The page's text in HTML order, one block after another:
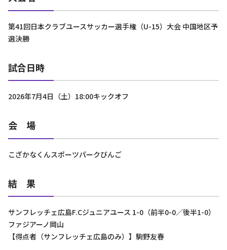
第41回日本クラブユースサッカー選手権（U-15）大会 中国地区予
選決勝
試合日時
2026年7月4日（土）18:00キックオフ
会 場
こざかなくんスポーツパークびんご
結 果
サンフレッチェ広島F.Cジュニアユース 1-0（前半0-0／後半1-0）
ファジアーノ岡山
【得点者（サンフレッチェ広島のみ）】駒野友春